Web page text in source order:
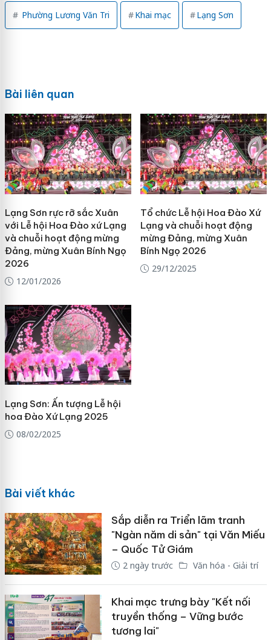
Phường Lương Văn Tri Khai mạc Lạng Sơn
Bài liên quan
Lạng Sơn rực rỡ sắc Xuân
với Lễ hội Hoa Đào xứ Lạng
và chuỗi hoạt động mừng
Đảng, mừng Xuân Bính Ngọ
2026
12/01/2026
Tổ chức Lễ hội Hoa Đào Xứ
Lạng và chuỗi hoạt động
mừng Đảng, mừng Xuân
Bính Ngọ 2026
29/12/2025
Lạng Sơn: Ấn tượng Lễ hội
hoa Đào Xứ Lạng 2025
08/02/2025
Bài viết khác
Sắp diễn ra Triển lãm tranh
"Ngàn năm di sản" tại Văn Miếu
– Quốc Tử Giám
2 ngày trước Văn hóa - Giải trí
Khai mạc trưng bày "Kết nối
truyền thống – Vững bước
tương lai"